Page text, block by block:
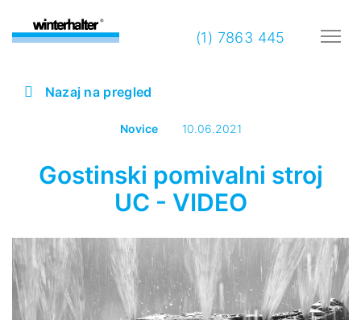
(1) 7863 445
Nazaj na pregled
Novice 10.06.2021
Gostinski pomivalni stroj
UC - VIDEO